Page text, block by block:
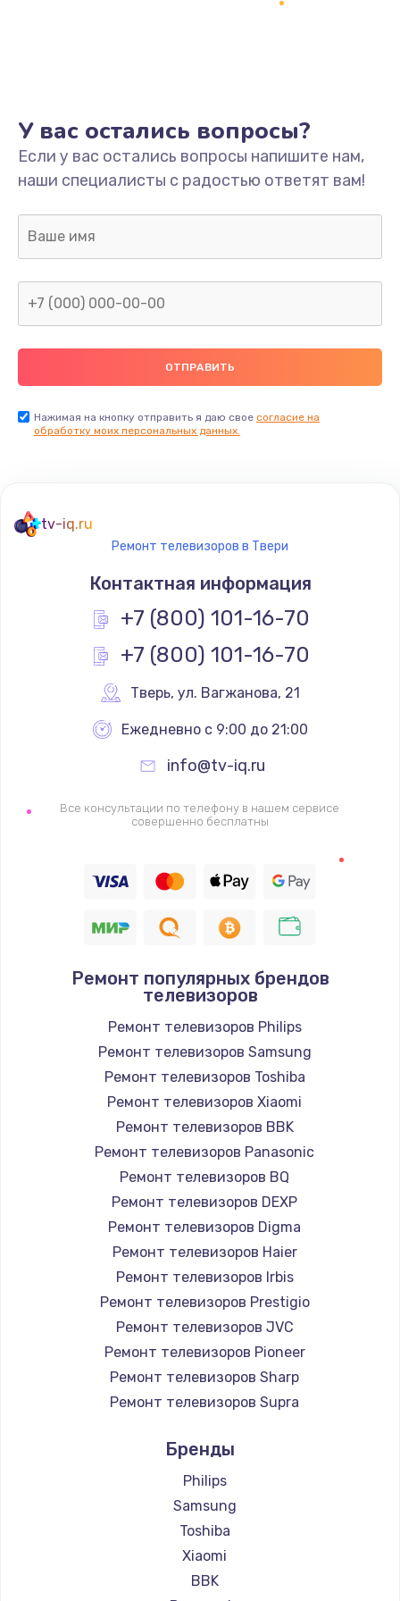
Не включается
1400 руб.
Заказать
Нет звука
800 руб.
Не видит флешку
400 руб.
Заказать
900 руб.
Заказать
900 руб.
Заказать
Не работает
1400 руб.
Восстановление цепи питания, пайка
Заказать
Программный ремонт/прошивка
Замена Bluetooth/Wi-Fi модуля
Заказать
Замена картридера
890 руб.
Заказать
Замена микросхемы NFC
1100 руб.
Заказать
Замена шим-контроллера
Заказать
Настройка Wi-Fi
1030 руб.
Заказать
У вас остались вопросы?
Если у вас остались вопросы напишите нам,
наши специалисты с радостью ответят вам!
Нажимая на кнопку отправить я даю свое согласие на
обработку моих персональных данных.
tv-iq.ru
Ремонт телевизоров в Твери
Контактная информация
+7 (800) 101-16-70
+7 (800) 101-16-70
Тверь, ул. Вагжанова, 21
Ежедневно с 9:00 до 21:00
info@tv-iq.ru
Все консультации по телефону в нашем сервисе
совершенно бесплатны
Ремонт популярных брендов
телевизоров
Ремонт телевизоров Philips
Ремонт телевизоров Samsung
Ремонт телевизоров Toshiba
Ремонт телевизоров Xiaomi
Ремонт телевизоров BBK
Ремонт телевизоров Panasonic
Ремонт телевизоров BQ
Ремонт телевизоров DEXP
Ремонт телевизоров Digma
Ремонт телевизоров Haier
Ремонт телевизоров Irbis
Ремонт телевизоров Prestigio
Ремонт телевизоров JVC
Ремонт телевизоров Pioneer
Ремонт телевизоров Sharp
Ремонт телевизоров Supra
Ремонт телевизоров Hisense
Ремонт телевизоров Daewoo
Ремонт телевизоров Centek
Ремонт телевизоров Telefunken
Ремонт телевизоров Hyundai
Ремонт телевизоров Doffler
Бренды
Philips
Samsung
Toshiba
Xiaomi
BBK